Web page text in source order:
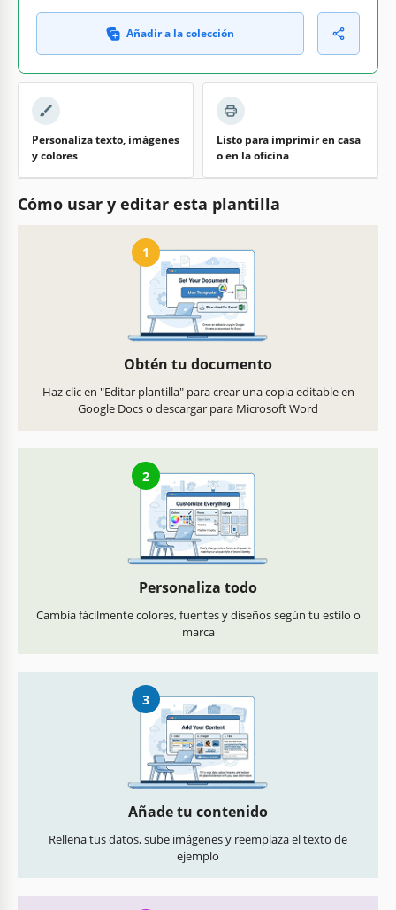
Añadir a la colección
Personaliza texto, imágenes
y colores
Listo para imprimir en casa
o en la oficina
Cómo usar y editar esta plantilla
1
Obtén tu documento
Haz clic en "Editar plantilla" para crear una copia editable en
Google Docs o descargar para Microsoft Word
2
Personaliza todo
Cambia fácilmente colores, fuentes y diseños según tu estilo o
marca
3
Añade tu contenido
Rellena tus datos, sube imágenes y reemplaza el texto de
ejemplo